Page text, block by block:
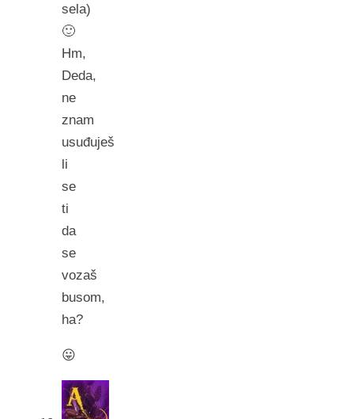
sela)
🙂
Hm,
Deda,
ne
znam
usuđuješ
li
se
ti
da
se
vozaš
busom,
ha?
😛